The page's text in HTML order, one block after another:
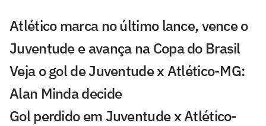
Atlético marca no último lance, vence o
Juventude e avança na Copa do Brasil
Veja o gol de Juventude x Atlético-MG:
Alan Minda decide
Gol perdido em Juventude x Atlético-